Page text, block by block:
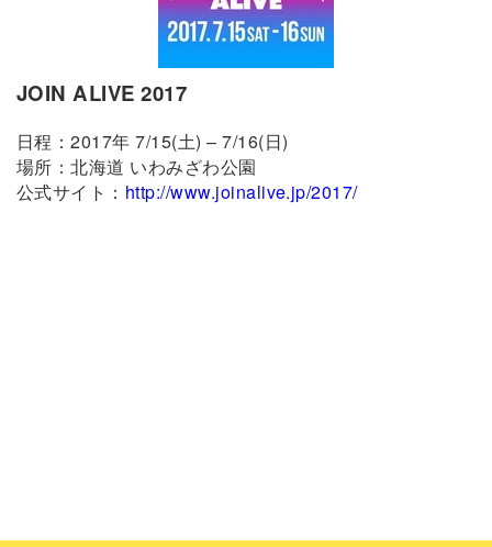
JOIN ALIVE 2017
日程：2017年 7/15(土) – 7/16(日)
場所：北海道 いわみざわ公園
公式サイト： http://www.joinalive.jp/2017/